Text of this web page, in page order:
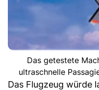
Das getestete
ultraschnelle
Das Flugzeug würde